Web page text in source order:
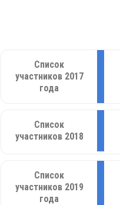
Список
участников 2017
года
Список
участников 2018
Список
участников 2019
года